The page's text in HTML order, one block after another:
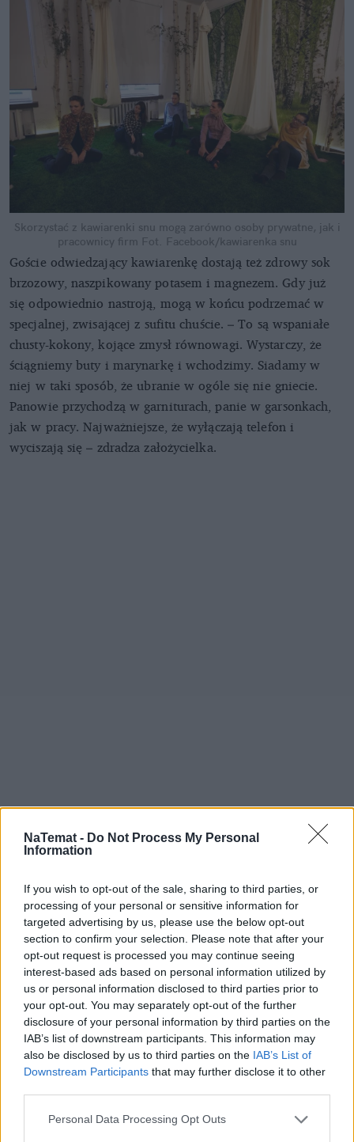
NaTemat - Do Not Process My Personal
Information
If you wish to opt-out of the sale, sharing to third parties, or
processing of your personal or sensitive information for
targeted advertising by us, please use the below opt-out
section to confirm your selection. Please note that after your
opt-out request is processed you may continue seeing
interest-based ads based on personal information utilized by
us or personal information disclosed to third parties prior to
your opt-out. You may separately opt-out of the further
disclosure of your personal information by third parties on the
IAB’s list of downstream participants. This information may
also be disclosed by us to third parties on the IAB’s List of
Downstream Participants that may further disclose it to other
Personal Data Processing Opt Outs
Skorzystać z kawiarenki snu mogą zarówno osoby prywatne, jak i
pracownicy firm Fot. Facebook/kawiarenka snu
Goście odwiedzający kawiarenkę dostają też zdrowy sok
brzozowy, naszpikowany potasem i magnezem. Gdy już
się odpowiednio nastroją, mogą w końcu podrzemać w
specjalnej, zwisającej z sufitu chuście. – To są wspaniałe
chusty-kokony, kojące zmysł równowagi. Wystarczy, że
ściągniemy buty i marynarkę i wchodzimy. Siadamy w
niej w taki sposób, że ubranie w ogóle się nie gniecie.
Panowie przychodzą w garniturach, panie w garsonkach,
jak w pracy. Najważniejsze, że wyłączają telefon i
wyciszają się – zdradza założycielka.
godzinami w kuchni? Sprawdziłam,
czy to możliwe